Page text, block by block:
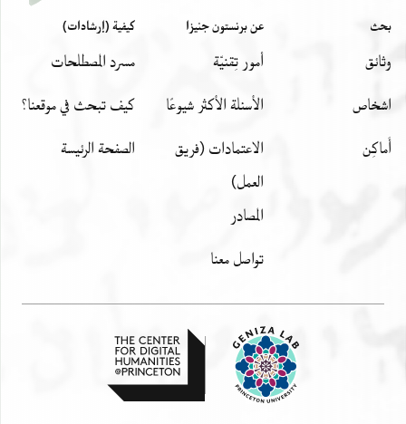
بحث
وثائق
اشخاص
أَماكِن
عن برنستون جنيزا
أمور تِقنيّة
الأسئلة الأكثر شيوعًا
الاعتمادات (فريق
العمل)
المصادر
تواصل معنا
كيفية (إرشادات)
مسرد المصطلحات
كيف تبحث في موقعنا؟
الصفحة الرئيسة